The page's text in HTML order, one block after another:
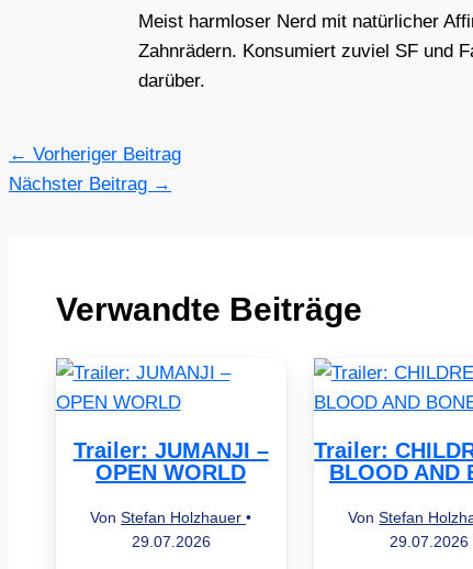
Meist harmloser Nerd mit natürlicher
Zahnrädern. Konsumiert zuviel SF und
darüber.
← Vorheriger Beitrag
Nächster Beitrag →
Verwandte Beiträge
Trailer: JUMANJI –
OPEN WORLD
VonStefan Holzhauer•
29.07.2026
Trailer:
BLOOD AND
VonStefan
29.07.2026